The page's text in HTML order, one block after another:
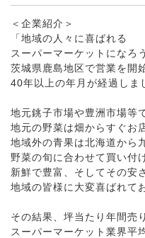
＜企業紹介＞
「地域の人々に喜ばれる
スーパーマーケットになろ
茨城県鹿島地区で営業を開
40年以上の年月が経過しま
地元銚子市場や豊洲市場等
地元の野菜は畑からすぐお
地域外の青果は北海道から
野菜の旬に合わせて買い付
新鮮で豊富、そしてその安
地域の皆様に大変喜ばれて
その結果、坪当たり年間売
スーパーマーケット業界平